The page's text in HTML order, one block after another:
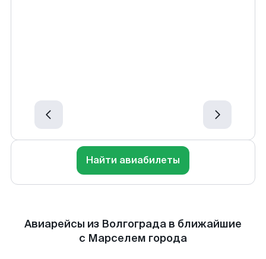
Найти авиабилеты
Авиарейсы из Волгограда в ближайшие
с Марселем города